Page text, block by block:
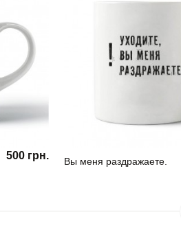
500 грн. Вы меня раздражаете.